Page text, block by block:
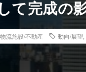
て完成の
物流施設/不動産 動向/展望